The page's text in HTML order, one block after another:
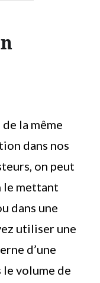
la même
dans nos
on peut
le mettant
dans une
utiliser une
d’une
le volume de